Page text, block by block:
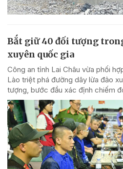
Bắt giữ 40 đối tượng
xuyên quốc gia
Công an tỉnh Lai Châu vừa phối
Lào triệt phá đường dây lừa đảo
tượng, bước đầu xác định chiếm